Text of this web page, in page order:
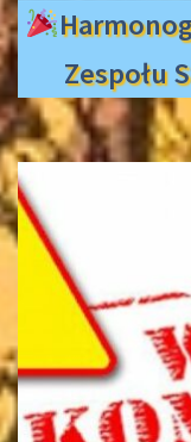
Zespołu